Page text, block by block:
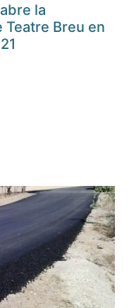
la
Breu en